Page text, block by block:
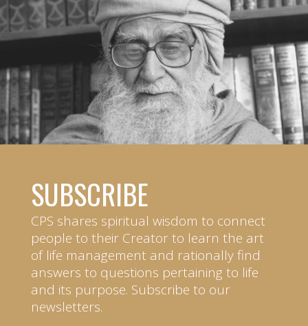
SUBSCRIBE
CPS shares spiritual wisdom to connect
people to their Creator to learn the art
of life management and rationally find
answers to questions pertaining to life
and its purpose. Subscribe to our
newsletters.